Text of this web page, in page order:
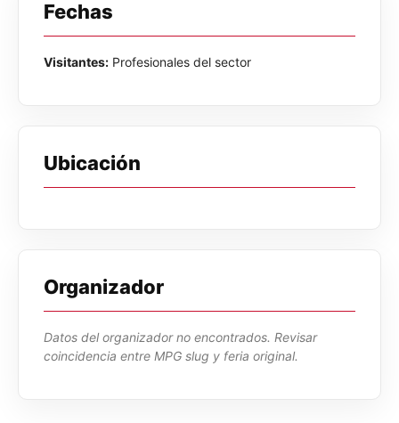
Fechas
Visitantes: Profesionales del sector
Ubicación
Organizador
Datos del organizador no encontrados. Revisar
coincidencia entre MPG slug y feria original.